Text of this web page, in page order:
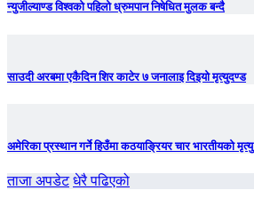
न्युजील्याण्ड विश्वको पहिलो ध्रुमपान निषेधित मुलक बन्दै
साउदी अरबमा एकैदिन शिर काटेर ७ जनालाइ दिइयो मृत्युदण्ड
अमेरिका प्रस्थान गर्ने हिउँमा कठयाङ्रियर चार भारतीयको मृत्यु
ताजा अपडेट धेरै पढिएको